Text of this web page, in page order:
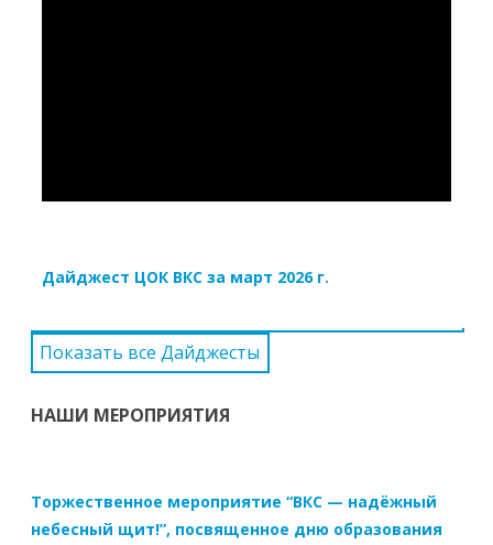
Дайджест ЦОК ВКС за март 2026 г.
Показать все Дайджесты
НАШИ МЕРОПРИЯТИЯ
Торжественное мероприятие “ВКС — надёжный
небесный щит!”, посвященное дню образования